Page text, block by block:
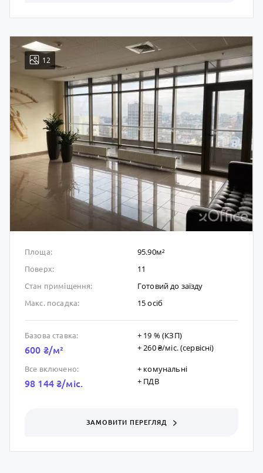
12
Площа: 95.90м²
Поверх: 11
Стан приміщення: Готовий до заïзду
Макс. посадка: 15 осіб
Базова ставка:
600 ₴/м²
+ 19 % (КЗП)
+ 260 ₴/мic. (сервісні)
Все включено:
98 144 ₴/мic.
+ комунальні
+ ПДВ
ЗАМОВИТИ ПЕРЕГЛЯД